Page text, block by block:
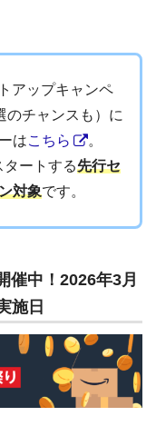
アップキャンペ
のチャンスも）に
はこちら
。
ートする先行セ
対象です。
催中！2026年3月
施日